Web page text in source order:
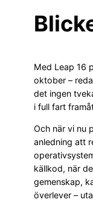
Med Leap 16
oktober –
det ingen
i full fart
Och när vi nu
anledning att
källkod, när
gemenskap,
överlever –